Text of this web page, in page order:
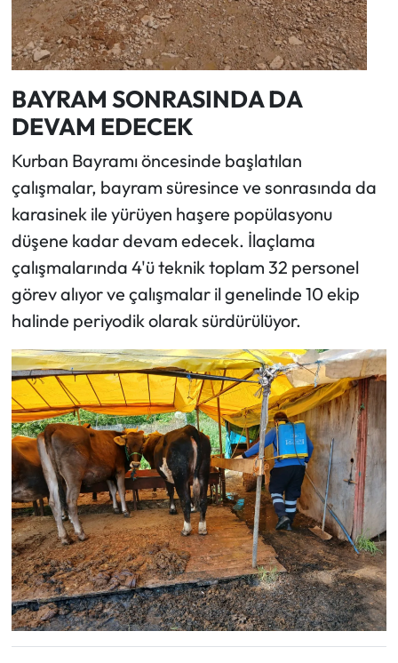
BAYRAM SONRASINDA DA
DEVAM EDECEK
Kurban Bayramı öncesinde başlatılan
çalışmalar, bayram süresince ve sonrasında da
karasinek ile yürüyen haşere popülasyonu
düşene kadar devam edecek. İlaçlama
çalışmalarında 4'ü teknik toplam 32 personel
görev alıyor ve çalışmalar il genelinde 10 ekip
halinde periyodik olarak sürdürülüyor.